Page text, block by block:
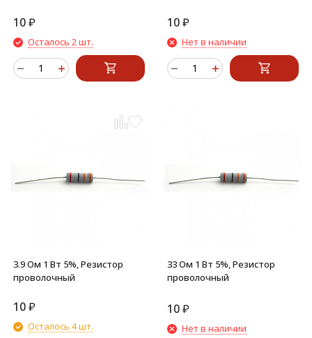
10₽
Осталось 2 шт.
10₽
Нет в наличии
3.9 Ом 1 Вт 5%, Резистор
проволочный
10₽
Осталось 4 шт.
33 Ом 1 Вт 5%, Резистор
проволочный
10₽
Нет в наличии